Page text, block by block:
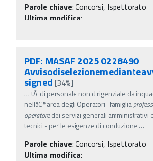
Parole chiave: Concorsi, Ispettorato
Ultima modifica:
PDF: MASAF 2025 0228490
signed [34%]
…tÃ di personale non dirigenziale da
nellâ€™area degli Operatori- famiglia
operatoredei servizi generali amministrativi
tecnici - per le esigenze di conduzione …
Parole chiave: Concorsi, Ispettorato
Ultima modifica: